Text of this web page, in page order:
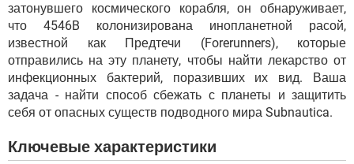
затонувшего космического корабля, он обнаруживает,
что 4546B колонизирована инопланетной расой,
известной как Предтечи (Forerunners), которые
отправились на эту планету, чтобы найти лекарство от
инфекционных бактерий, поразивших их вид. Ваша
задача - найти способ сбежать с планеты и защитить
себя от опасных существ подводного мира Subnautica.
Ключевые характеристики